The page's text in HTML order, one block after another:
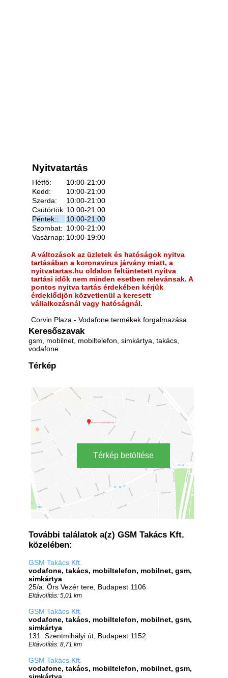
Nyitvatartás
Hétfő:
10:00-21:00
Kedd:
10:00-21:00
Szerda:
10:00-21:00
Csütörtök: 10:00-21:00
Péntek::
10:00-21:00
Szombat: 10:00-21:00
Vasárnap: 10:00-19:00
A változások az üzletek és hatóságok nyitva
tartásában a koronavirus járvány miatt, a
nyitvatartas.hu oldalon feltüntetett nyitva
tartási idők nem minden esetben relevánsak. A
pontos nyitva tartás érdekében kérjük
érdeklődjön közvetlenül a keresett
vállalkozásnál vagy hatóságnál.
Corvin Plaza - Vodafone termékek forgalmazása
Keresőszavak
gsm, mobilnet, mobiltelefon, simkártya, takács,
vodafone
Térkép
Térkép betöltése
További találatok a(z) GSM Takács Kft.
közelében:
GSM Takács Kft.
vodafone, takács, mobiltelefon, mobilnet, gsm,
simkártya
25/a. Örs Vezér tere, Budapest 1106
Eltávolítás: 5,01 km
GSM Takács Kft.
vodafone, takács, mobiltelefon, mobilnet, gsm,
simkártya
131. Szentmihályi út, Budapest 1152
Eltávolítás: 8,71 km
GSM Takács Kft.
vodafone, takács, mobiltelefon, mobilnet, gsm,